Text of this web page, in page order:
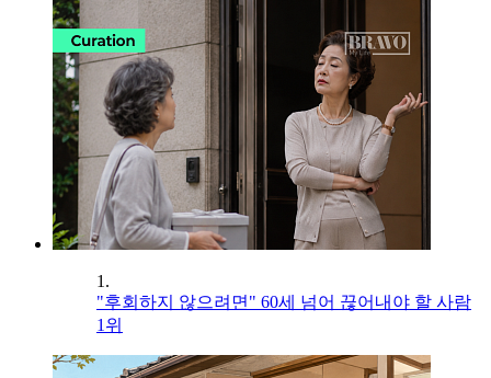
1.
"후회하지 않으려면" 60세 넘어 끊어내야 할 사람
1위